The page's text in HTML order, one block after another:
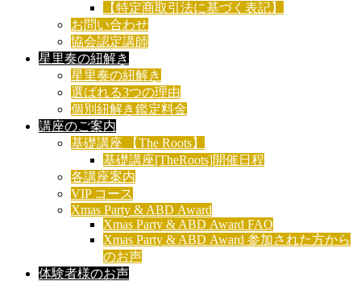
【特定商取引法に基づく表記】
お問い合わせ
協会認定講師
星里奏の紐解き
星里奏の紐解き
選ばれる3つの理由
個別紐解き鑑定料金
講座のご案内
基礎講座 【The Roots】
基礎講座[TheRoots]開催日程
各講座案内
VIP コース
Xmas Party & ABD Award
Xmas Party & ABD Award FAQ
Xmas Party & ABD Award 参加された方から
のお声
体験者様のお声